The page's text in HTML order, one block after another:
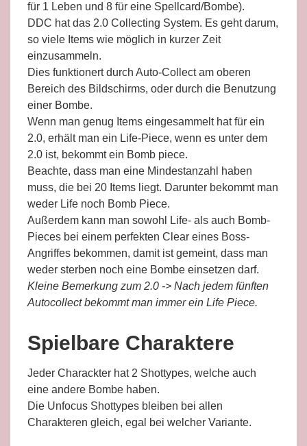
für 1 Leben und 8 für eine Spellcard/Bombe).
DDC hat das 2.0 Collecting System. Es geht darum,
so viele Items wie möglich in kurzer Zeit
einzusammeln.
Dies funktionert durch Auto-Collect am oberen
Bereich des Bildschirms, oder durch die Benutzung
einer Bombe.
Wenn man genug Items eingesammelt hat für ein
2.0, erhält man ein Life-Piece, wenn es unter dem
2.0 ist, bekommt ein Bomb piece.
Beachte, dass man eine Mindestanzahl haben
muss, die bei 20 Items liegt. Darunter bekommt man
weder Life noch Bomb Piece.
Außerdem kann man sowohl Life- als auch Bomb-
Pieces bei einem perfekten Clear eines Boss-
Angriffes bekommen, damit ist gemeint, dass man
weder sterben noch eine Bombe einsetzen darf.
Kleine Bemerkung zum 2.0 -> Nach jedem fünften
Autocollect bekommt man immer ein Life Piece.
Spielbare Charaktere
Jeder Charackter hat 2 Shottypes, welche auch
eine andere Bombe haben.
Die Unfocus Shottypes bleiben bei allen
Charakteren gleich, egal bei welcher Variante.